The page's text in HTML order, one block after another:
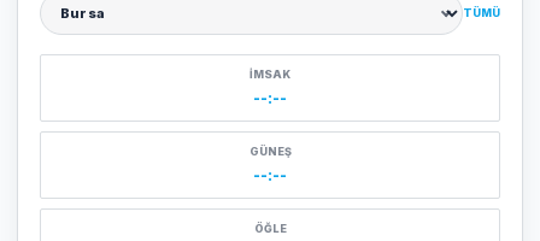
Şehir seçin
TÜMÜ
İMSAK
--:--
GÜNEŞ
--:--
ÖĞLE